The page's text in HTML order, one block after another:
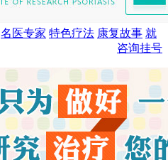
名医专家 特色疗法 康复故事 就
咨询挂号